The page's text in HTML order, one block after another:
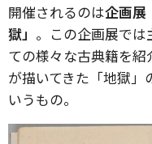
開催されるのは企画展
獄」 。この企画展で
ての様々な古典籍を
が描いてきた「地獄」
いうもの。